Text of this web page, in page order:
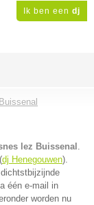
Ik ben een dj
lez Buissenal .
dj Henegouwen).
één e-mail in
worden nu